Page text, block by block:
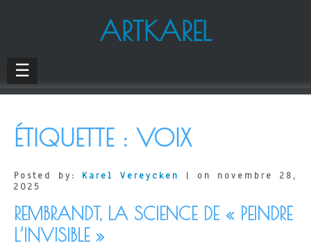
ARTKAREL
☰
ÉTIQUETTE : VOIX
Posted by: Karel Vereycken
| on novembre 28,
2025
REMBRANDT, LA SCIENCE DE « PEINDRE
L’INVISIBLE »